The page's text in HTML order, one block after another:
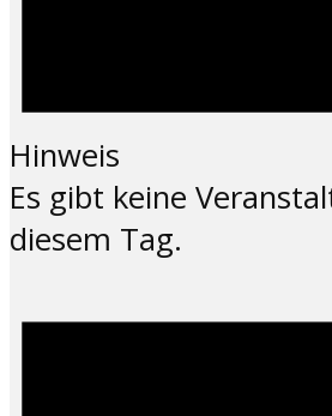
Hinweis
Es gibt keine
diesem Tag.